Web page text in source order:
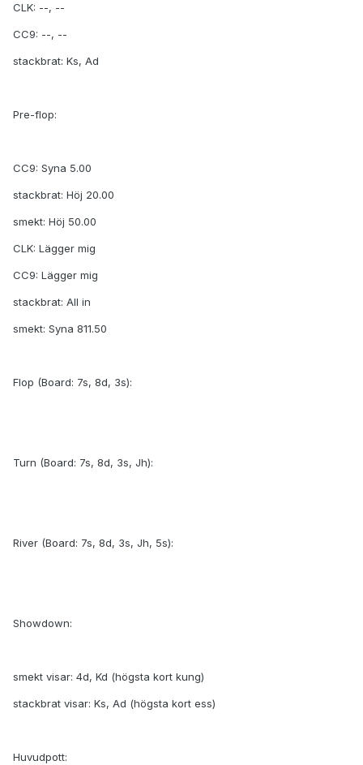
CLK: --, --
CC9: --, --
stackbrat: Ks, Ad
Pre-flop:
CC9: Syna 5.00
stackbrat: Höj 20.00
smekt: Höj 50.00
CLK: Lägger mig
CC9: Lägger mig
stackbrat: All in
smekt: Syna 811.50
Flop (Board: 7s, 8d, 3s):
Turn (Board: 7s, 8d, 3s, Jh):
River (Board: 7s, 8d, 3s, Jh, 5s):
Showdown:
smekt visar: 4d, Kd (högsta kort kung)
stackbrat visar: Ks, Ad (högsta kort ess)
Huvudpott: